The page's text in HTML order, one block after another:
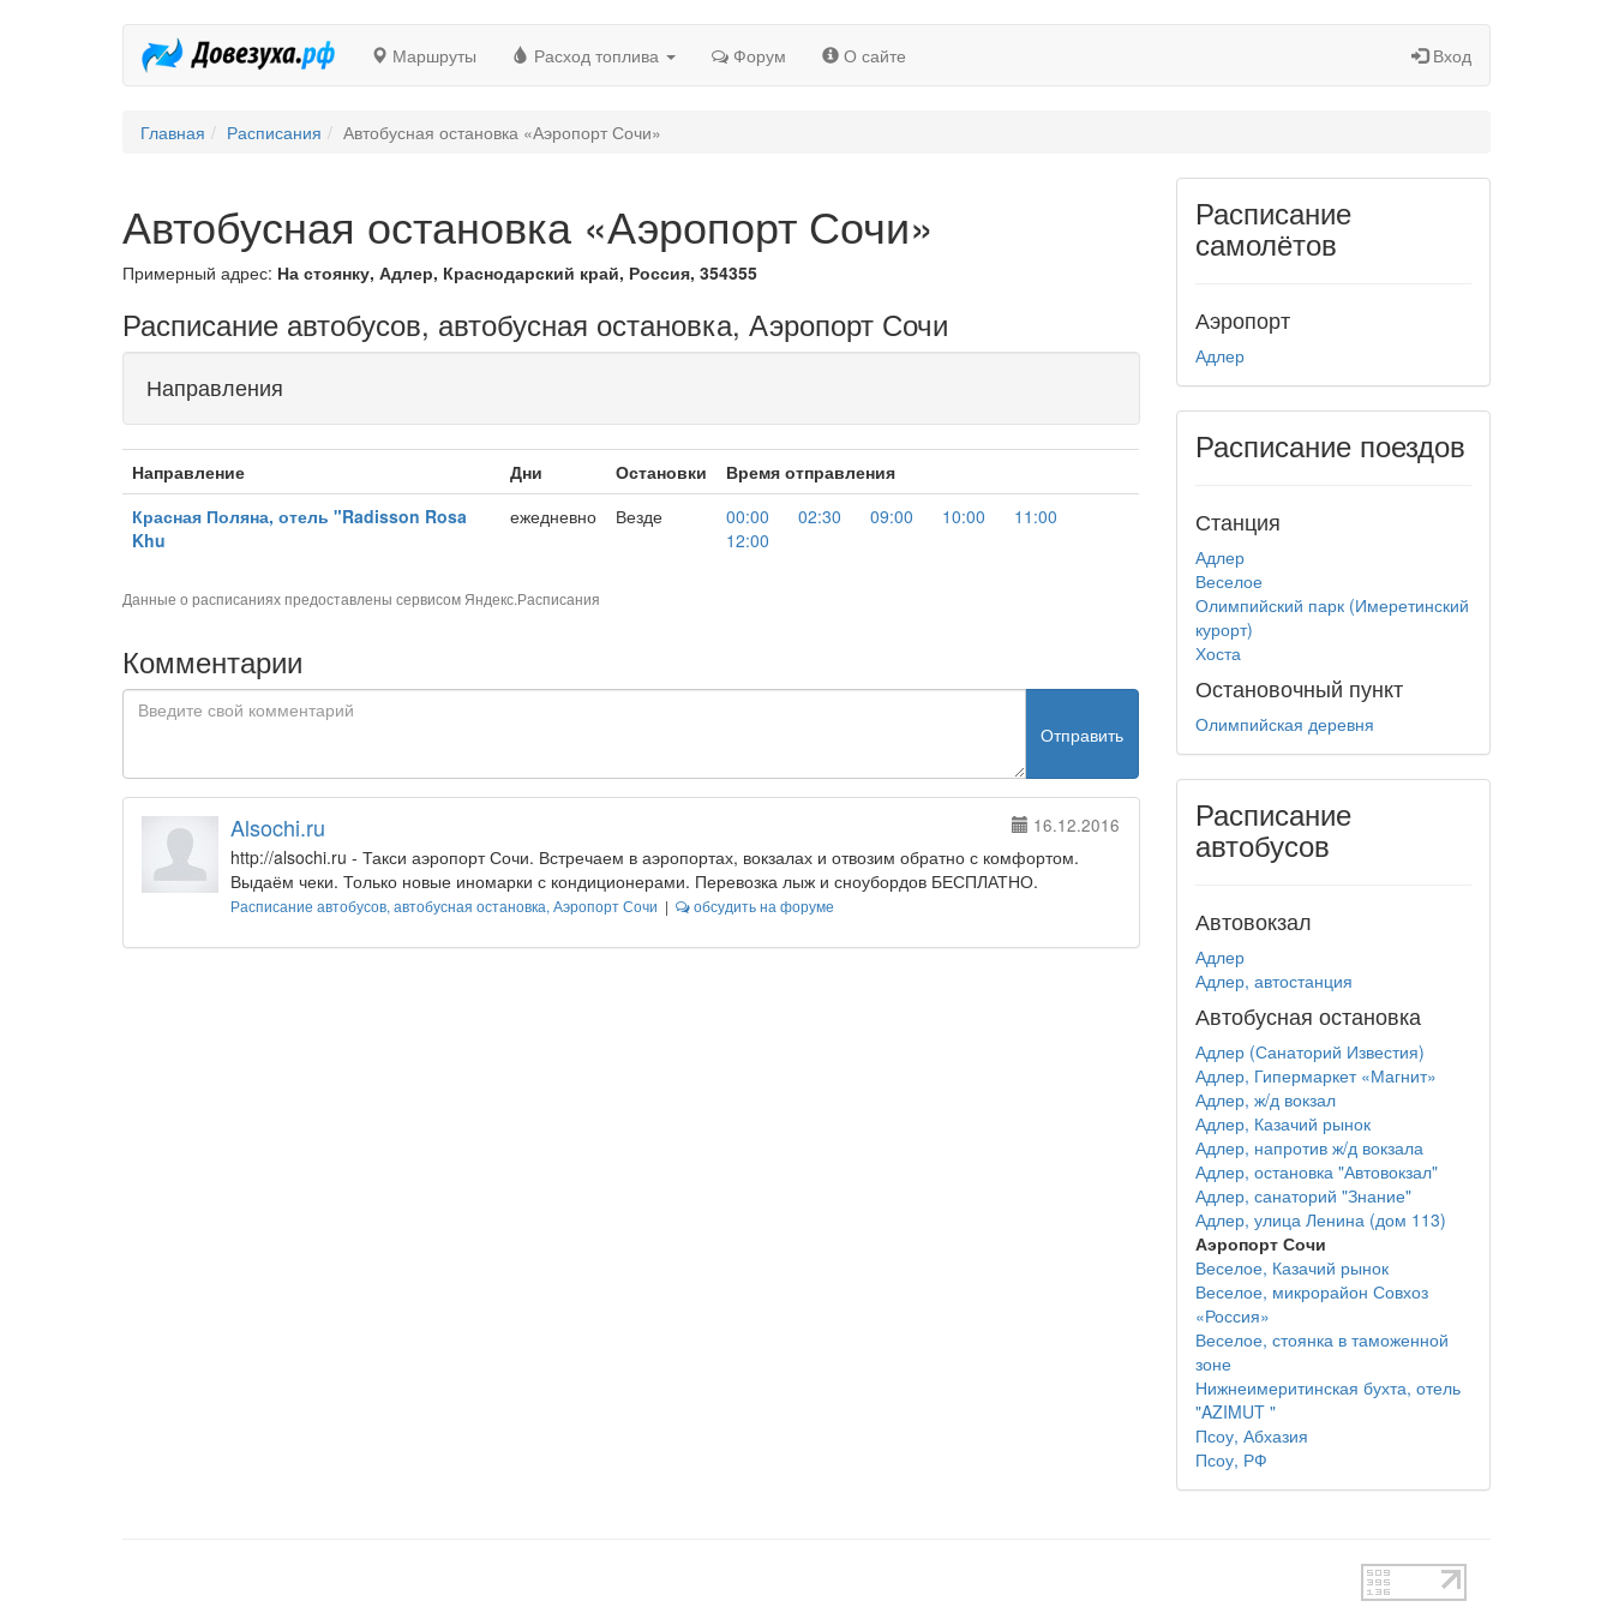
Маршруты Расход топлива Форум О сайте Вход
Главная Расписания Автобусная остановка «Аэропорт Сочи»
Автобусная остановка «Аэропорт Сочи»
Примерный адрес: На стоянку, Адлер, Краснодарский край, Россия, 354355
Расписание автобусов, автобусная остановка, Аэропорт Сочи
Направления
Направление Дни Остановки
Время отправления
Красная Поляна, отель "Radisson Rosa
Khu
ежедневно Везде 00:00 02:30 09:00 10:00
11:00
12:00
Данные о расписаниях предоставлены сервисом Яндекс.Расписания
Комментарии
Отправить
Alsochi.ru 16.12.2016
http://alsochi.ru - Такси аэропорт Сочи. Встречаем в аэропортах, вокзалах и отвозим обратно с комфортом.
Выдаём чеки. Только новые иномарки с кондиционерами. Перевозка лыж и сноубордов БЕСПЛАТНО.
Расписание автобусов, автобусная остановка, Аэропорт Сочи | обсудить на форуме
Расписание
самолётов
Аэропорт
Адлер
Расписание поездов
Станция
Адлер
Веселое
Олимпийский парк (Имеретинский
курорт)
Хоста
Остановочный пункт
Олимпийская деревня
Расписание
автобусов
Автовокзал
Адлер
Адлер, автостанция
Автобусная остановка
Адлер (Санаторий Известия)
Адлер, Гипермаркет «Магнит»
Адлер, ж/д вокзал
Адлер, Казачий рынок
Адлер, напротив ж/д вокзала
Адлер, остановка "Автовокзал"
Адлер, санаторий "Знание"
Адлер, улица Ленина (дом 113)
Аэропорт Сочи
Веселое, Казачий рынок
Веселое, микрорайон Совхоз
«Россия»
Веселое, стоянка в таможенной
зоне
Нижнеимеритинская бухта, отель
"AZIMUT "
Псоу, Абхазия
Псоу, РФ